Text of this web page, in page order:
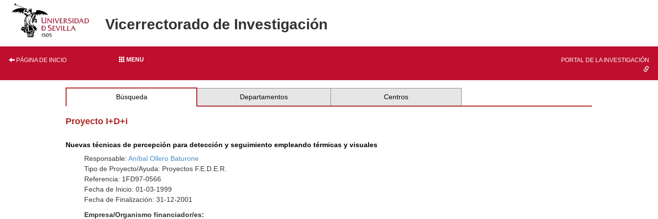
Vicerrectorado de Investigación
PÁGINA DE INICIO MENU PORTAL DE LA INVESTIGACIÓN
Búsqueda Departamentos Centros
Proyecto I+D+i
Nuevas técnicas de percepción para detección y seguimiento empleando térmicas y visuales
Responsable:Aníbal Ollero Baturone
Tipo de Proyecto/Ayuda: Proyectos F.E.D.E.R.
Referencia: 1FD97-0566
Fecha de Inicio: 01-03-1999
Fecha de Finalización: 31-12-2001
Empresa/Organismo financiador/es: